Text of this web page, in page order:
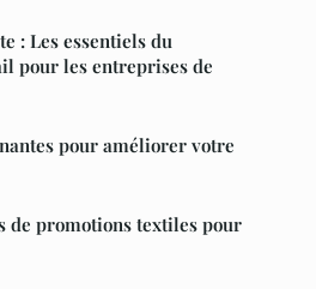
: Les essentiels du
pour les entreprises de
nantes pour améliorer votre
de promotions textiles pour